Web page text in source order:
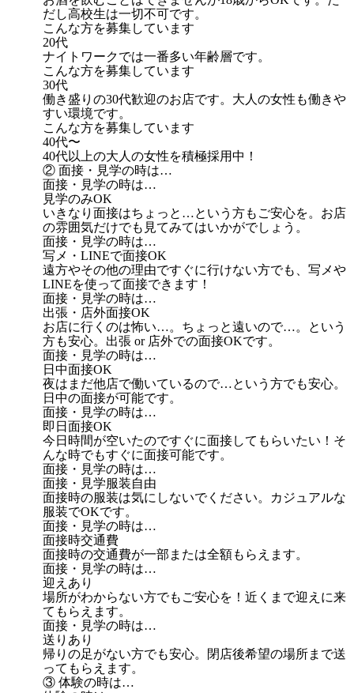
だし高校生は一切不可です。
こんな方を募集しています
20代
ナイトワークでは一番多い年齢層です。
こんな方を募集しています
30代
働き盛りの30代歓迎のお店です。大人の女性も働きや
すい環境です。
こんな方を募集しています
40代〜
40代以上の大人の女性を積極採用中！
② 面接・見学の時は…
面接・見学の時は…
見学のみOK
いきなり面接はちょっと…という方もご安心を。お店
の雰囲気だけでも見てみてはいかがでしょう。
面接・見学の時は…
写メ・LINEで面接OK
遠方やその他の理由ですぐに行けない方でも、写メや
LINEを使って面接できます！
面接・見学の時は…
出張・店外面接OK
お店に行くのは怖い…。ちょっと遠いので…。という
方も安心。出張 or 店外での面接OKです。
面接・見学の時は…
日中面接OK
夜はまだ他店で働いているので…という方でも安心。
日中の面接が可能です。
面接・見学の時は…
即日面接OK
今日時間が空いたのですぐに面接してもらいたい！そ
んな時でもすぐに面接可能です。
面接・見学の時は…
面接・見学服装自由
面接時の服装は気にしないでください。カジュアルな
服装でOKです。
面接・見学の時は…
面接時交通費
面接時の交通費が一部または全額もらえます。
面接・見学の時は…
迎えあり
場所がわからない方でもご安心を！近くまで迎えに来
てもらえます。
面接・見学の時は…
送りあり
帰りの足がない方でも安心。閉店後希望の場所まで送
ってもらえます。
③ 体験の時は…